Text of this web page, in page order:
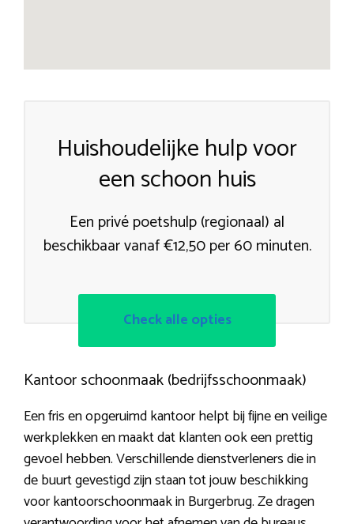
Huishoudelijke hulp voor
een schoon huis
Een privé poetshulp (regionaal) al
beschikbaar vanaf €12,50 per 60 minuten.
Check alle opties
Kantoor schoonmaak (bedrijfsschoonmaak)
Een fris en opgeruimd kantoor helpt bij fijne en veilige
werkplekken en maakt dat klanten ook een prettig
gevoel hebben. Verschillende dienstverleners die in
de buurt gevestigd zijn staan tot jouw beschikking
voor kantoorschoonmaak in Burgerbrug. Ze dragen